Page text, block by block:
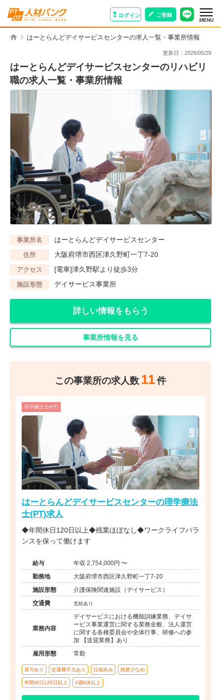
ログイン ご登録
MENU
はーとらんどデイサービスセンターの求人一覧・事業所情報
更新日： 2026/05/29
はーとらんどデイサービスセンターのリハビリ
職の求人一覧・事業所情報
事業所名 はーとらんどデイサービスセンター
住所 大阪府堺市西区津久野町一丁7-20
アクセス [電車]津久野駅より徒歩3分
施設形態 デイサービス事業所
詳しい情報をもらう
事業所情報を見る
この事業所の求人数 11件
理学療法士(PT)
はーとらんどデイサービスセンターの理学療法
士(PT)求人
◆年間休日120日以上◆残業ほぼなし◆ワークライフバラ
ンスを保って働けます
給与
年収 2,754,000円 〜
勤務地
大阪府堺市西区津久野町一丁7-20
施設形態
介護保険関連施設（デイサービス）
交通費
支給あり
業務内容
デイサービスにおける機能訓練業務、デイサ
ービス事業運営に関する業務全般、法人運営
に関する各種委員会や全体行事、研修への参
加 【送迎業務】あり
雇用形態
常勤
賞与あり 交通費手当あり 日祝休み 残業少なめ
年間休日120日以上 4週8休以上